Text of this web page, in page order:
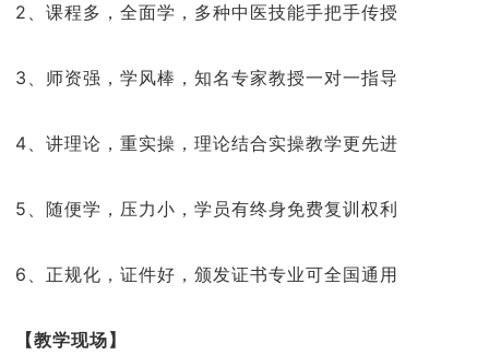
2、课程多，全面学，多种中医技能手把手传授
3、师资强，学风棒，知名专家教授一对一指导
4、讲理论，重实操，理论结合实操教学更先进
5、随便学，压力小，学员有终身免费复训权利
6、正规化，证件好，颁发证书专业可全国通用
【教学现场】